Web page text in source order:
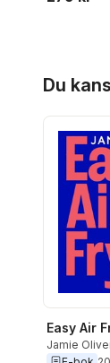
Du
Easy Air
Jamie